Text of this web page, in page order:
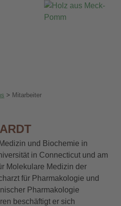
> Mitarbeiter
und Biochemie in
in Connecticut und am
Molekulare Medizin der
für Pharmakologie und
Pharmakologie
beschäftigt er sich